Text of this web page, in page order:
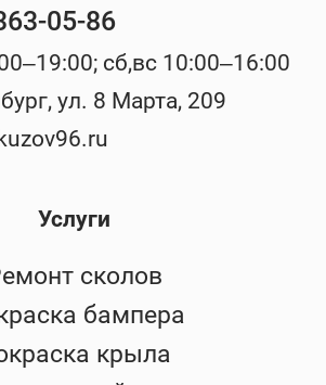
Услуги
сколов
бампера
крыла
05-86
сб,вс 10:00–16:00
ул. 8 Марта, 209